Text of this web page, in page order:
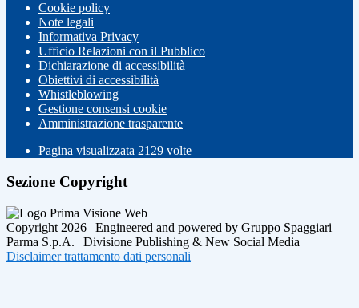
Cookie policy
Note legali
Informativa Privacy
Ufficio Relazioni con il Pubblico
Dichiarazione di accessibilità
Obiettivi di accessibilità
Whistleblowing
Gestione consensi cookie
Amministrazione trasparente
Pagina visualizzata 2129 volte
Sezione Copyright
Copyright 2026 | Engineered and powered by Gruppo Spaggiari
Parma S.p.A. | Divisione Publishing & New Social Media
Disclaimer trattamento dati personali